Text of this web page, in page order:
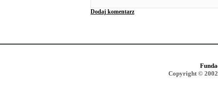
Dodaj komentarz
Copyright ©